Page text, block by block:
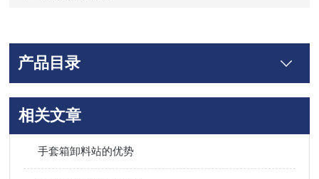
产品目录
相关文章
手套箱卸料站的优势